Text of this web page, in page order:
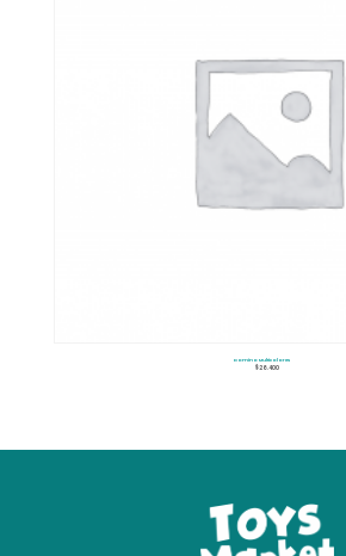
Domino Multicolores
$26.400